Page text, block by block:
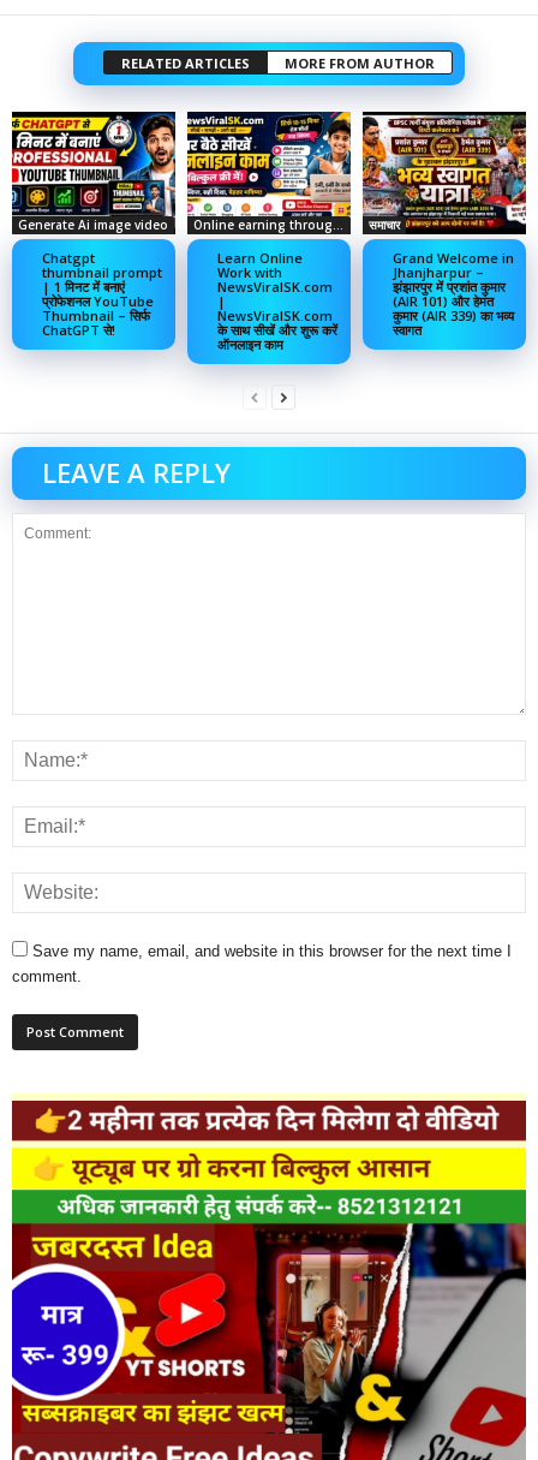
RELATED ARTICLES MORE FROM AUTHOR
Generate Ai image video
Chatgpt
thumbnail prompt
| 1 मिनट में बनाएं
प्रोफेशनल YouTube
Thumbnail – सिर्फ
ChatGPT से!
Online earning through social media
Learn Online
Work with
NewsViralSK.com
|
NewsViralSK.com
के साथ सीखें और शुरू करें
ऑनलाइन काम
समाचार
Grand Welcome in
Jhanjharpur –
झंझारपुर में प्रशांत कुमार
(AIR 101) और हेमंत
कुमार (AIR 339) का भव्य
स्वागत
LEAVE A REPLY
Save my name, email, and website in this browser for the next time I
comment.